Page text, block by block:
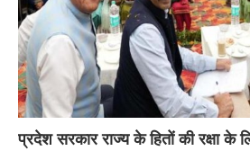
प्रदेश सरकार राज्य के हितों की रक्षा के